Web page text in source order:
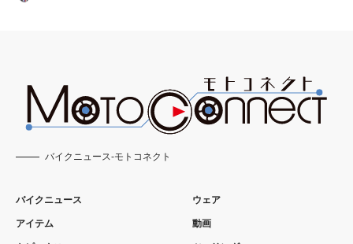
バイクニュース-モトコネクト
バイクニュース
アイテム
ウェア
動画